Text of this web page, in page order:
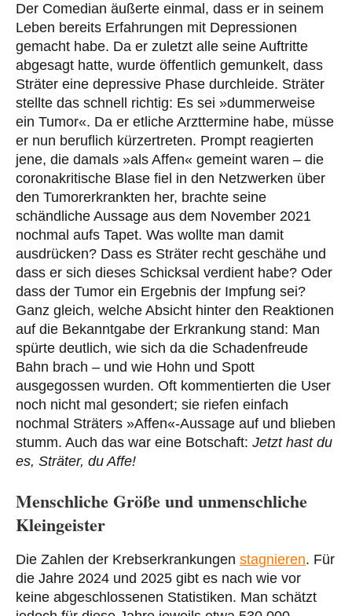
Der Comedian äußerte einmal, dass er in seinem
Leben bereits Erfahrungen mit Depressionen
gemacht habe. Da er zuletzt alle seine Auftritte
abgesagt hatte, wurde öffentlich gemunkelt, dass
Sträter eine depressive Phase durchleide. Sträter
stellte das schnell richtig: Es sei »dummerweise
ein Tumor«. Da er etliche Arzttermine habe, müsse
er nun beruflich kürzertreten. Prompt reagierten
jene, die damals »als Affen« gemeint waren – die
coronakritische Blase fiel in den Netzwerken über
den Tumorerkrankten her, brachte seine
schändliche Aussage aus dem November 2021
nochmal aufs Tapet. Was wollte man damit
ausdrücken? Dass es Sträter recht geschähe und
dass er sich dieses Schicksal verdient habe? Oder
dass der Tumor ein Ergebnis der Impfung sei?
Ganz gleich, welche Absicht hinter den Reaktionen
auf die Bekanntgabe der Erkrankung stand: Man
spürte deutlich, wie sich da die Schadenfreude
Bahn brach – und wie Hohn und Spott
ausgegossen wurden. Oft kommentierten die User
noch nicht mal gesondert; sie riefen einfach
nochmal Sträters »Affen«-Aussage auf und blieben
stumm. Auch das war eine Botschaft: Jetzt hast du
es, Sträter, du Affe!
Menschliche Größe und unmenschliche
Kleingeister
Die Zahlen der Krebserkrankungen stagnieren. Für
die Jahre 2024 und 2025 gibt es nach wie vor
keine abgeschlossenen Statistiken. Man schätzt